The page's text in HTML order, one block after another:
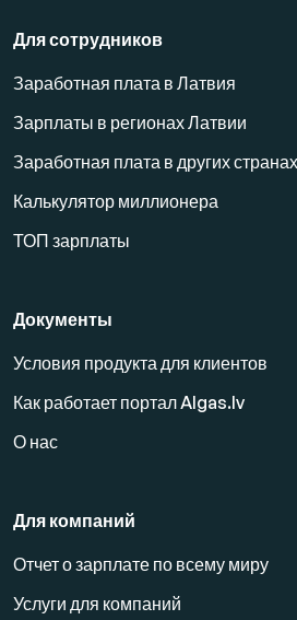
Для сотрудников
Заработная плата в Латвия
Зарплаты в регионах Латвии
Заработная плата в других странах
Калькулятор миллионера
ТОП зарплаты
Документы
Условия продукта для клиентов
Как работает портал Algas.lv
О нас
Для компаний
Отчет о зарплате по всему миру
Услуги для компаний